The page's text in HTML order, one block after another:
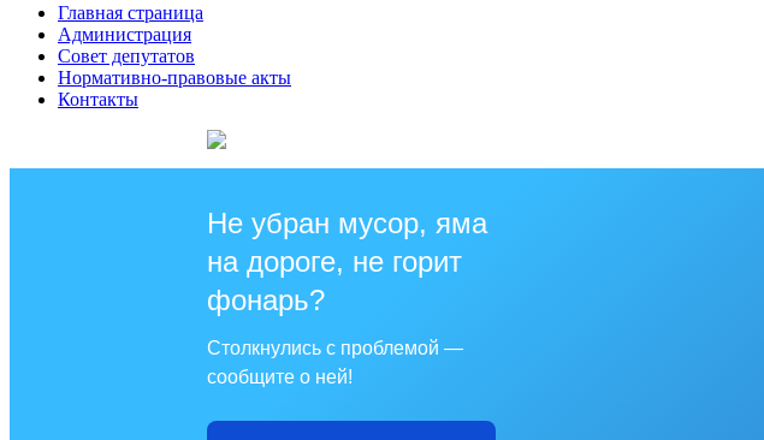
Главная страница
Администрация
Совет депутатов
Нормативно-правовые акты
Контакты
Не убран мусор, яма
на дороге, не горит
фонарь?
Столкнулись с проблемой —
сообщите о ней!